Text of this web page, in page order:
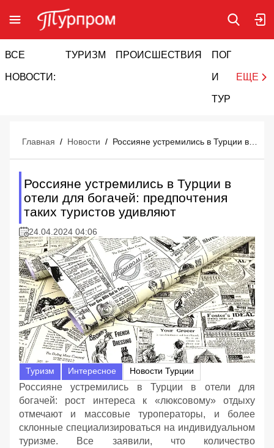
ВСЕ
НОВОСТИ:
ТУРИЗМ ПРОИСШЕСТВИЯ ПОГОДА
И
ТУРИЗМ
ЕЩЕ
Главная / Новости /
Россияне устремились в Турции в
отели для богачей: предпочтения
таких туристов удивляют
24.04.2024 04:06
Туризм Интересное Новости Турции
Россияне устремились в Турции в отели для
богачей: рост интереса к «люксовому» отдыху
отмечают и массовые туроператоры, и более
склонные специализироваться на индивидуальном
туризме. Все заявили, что количество